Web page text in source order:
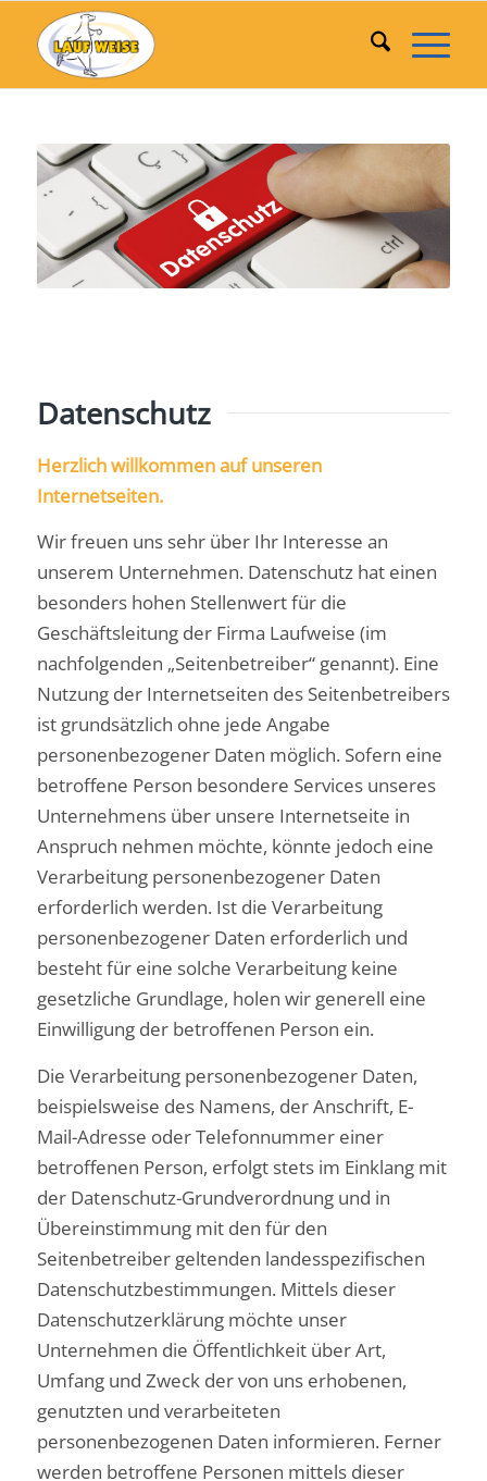
Datenschutz
Herzlich willkommen auf unseren
Internetseiten.
Wir freuen uns sehr über Ihr Interesse an
unserem Unternehmen. Datenschutz hat einen
besonders hohen Stellenwert für die
Geschäftsleitung der Firma Laufweise (im
nachfolgenden „Seitenbetreiber“ genannt). Eine
Nutzung der Internetseiten des Seitenbetreibers
ist grundsätzlich ohne jede Angabe
personenbezogener Daten möglich. Sofern eine
betroffene Person besondere Services unseres
Unternehmens über unsere Internetseite in
Anspruch nehmen möchte, könnte jedoch eine
Verarbeitung personenbezogener Daten
erforderlich werden. Ist die Verarbeitung
personenbezogener Daten erforderlich und
besteht für eine solche Verarbeitung keine
gesetzliche Grundlage, holen wir generell eine
Einwilligung der betroffenen Person ein.
Die Verarbeitung personenbezogener Daten,
beispielsweise des Namens, der Anschrift, E-
Mail-Adresse oder Telefonnummer einer
betroffenen Person, erfolgt stets im Einklang mit
der Datenschutz-Grundverordnung und in
Übereinstimmung mit den für den
Seitenbetreiber geltenden landesspezifischen
Datenschutzbestimmungen. Mittels dieser
Datenschutzerklärung möchte unser
Unternehmen die Öffentlichkeit über Art,
Umfang und Zweck der von uns erhobenen,
genutzten und verarbeiteten
personenbezogenen Daten informieren. Ferner
werden betroffene Personen mittels dieser